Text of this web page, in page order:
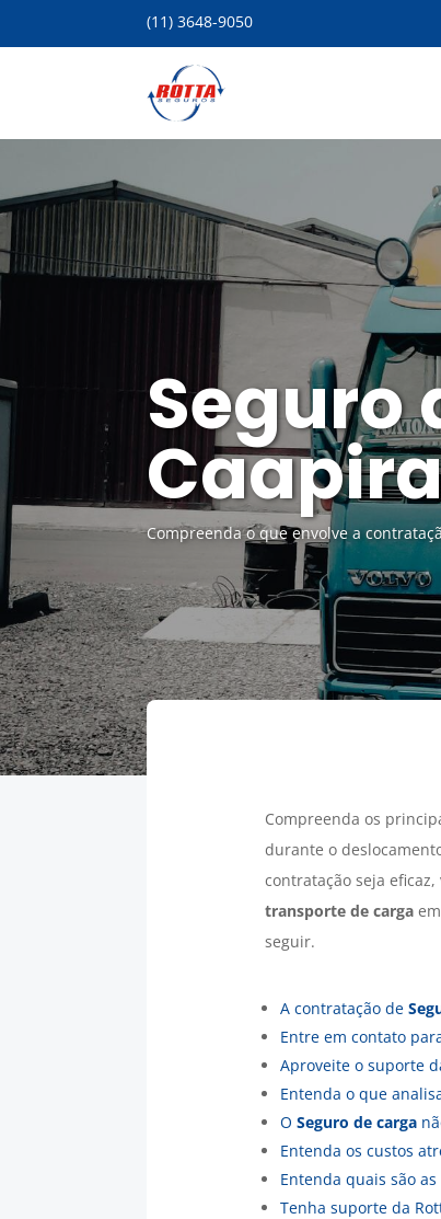
(11) 3648-9050
Seguro
Compreenda o que envolve a
Compreenda os
durante o
contratação seja
transporte de cargaem
seguir.
A contratação de
Entre em contato
Aproveite o suporte
Entenda o que
O Seguro de carga
Entenda os custos
Entenda quais são
Tenha suporte da